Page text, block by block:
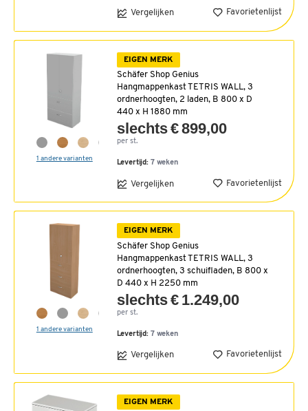
Vergelijken Favorietenlijst
1 andere varianten
EIGEN MERK
Schäfer Shop Genius
Hangmappenkast TETRIS WALL, 3
ordnerhoogten, 2 laden, B 800 x D
440 x H 1880 mm
slechts € 899,00
per st.
Levertijd: 7 weken
Vergelijken Favorietenlijst
1 andere varianten
EIGEN MERK
Schäfer Shop Genius
Hangmappenkast TETRIS WALL, 3
ordnerhoogten, 3 schuifladen, B 800 x
D 440 x H 2250 mm
slechts € 1.249,00
per st.
Levertijd: 7 weken
Vergelijken Favorietenlijst
EIGEN MERK